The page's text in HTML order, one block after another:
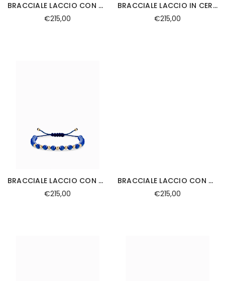
BRACCIALE LACCIO CON CERAMICA BIANCA IN ORO ROSA
€215,00
BRACCIALE LACCIO IN CERAMICA BLU IN ORO ROSA
€215,00
BRACCIALE LACCIO CON CERAMICA BLU IN ORO GIALLO
€215,00
BRACCIALE LACCIO CON CERAMICA GIALLA IN ORO GIALLO
€215,00